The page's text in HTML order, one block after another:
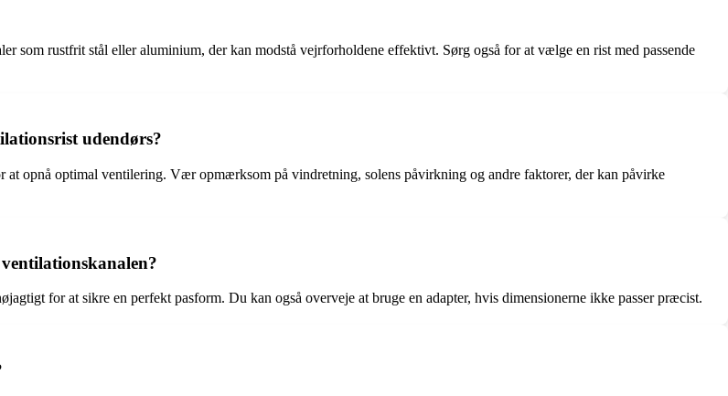
som rustfrit stål eller aluminium, der kan modstå vejrforholdene effektivt. Sørg også for at vælge en rist med passende
udendørs?
opnå optimal ventilering. Vær opmærksom på vindretning, solens påvirkning og andre faktorer, der kan påvirke
for at sikre en perfekt pasform. Du kan også overveje at bruge en adapter, hvis dimensionerne ikke passer præcist.